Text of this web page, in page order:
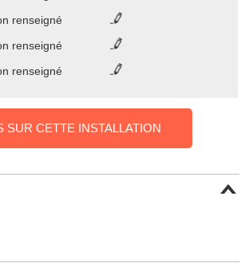
renseigné
renseigné
renseigné
CETTE INSTALLATION